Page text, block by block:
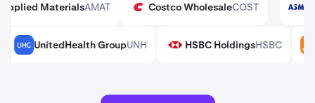
AMAT Applied MaterialsAMAT COST Costco WholesaleCOST
CVX UNH UnitedHealth Group UNH HSBC HSBC Holdings HSBC